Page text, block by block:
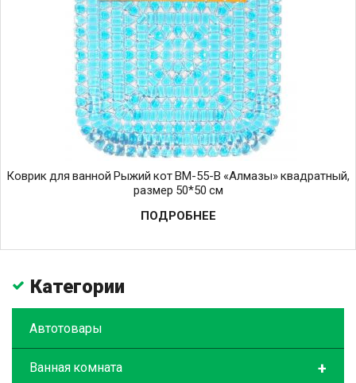
Коврик для ванной Рыжий кот BM-55-B «Алмазы» квадратный,
размер 50*50 см
ПОДРОБНЕЕ
Категории
Автотовары
+
Ванная комната